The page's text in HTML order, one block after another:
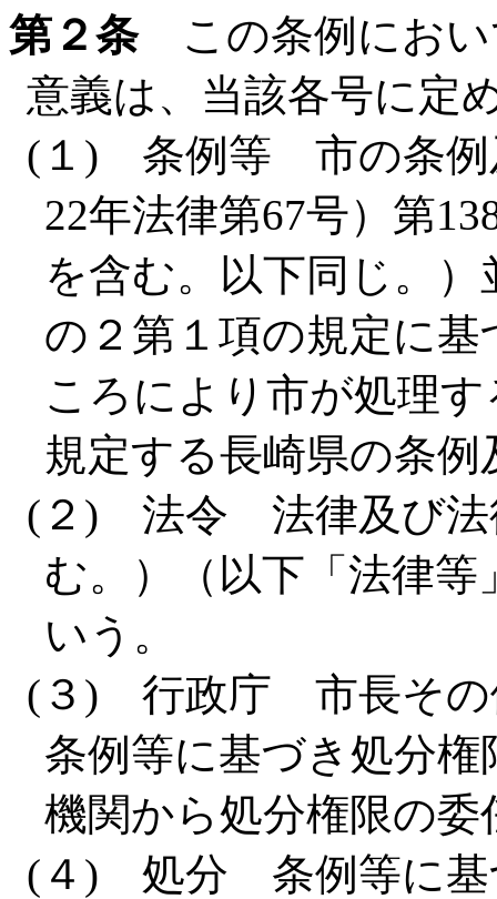
第２条この条例におい
意義は、当該各号に定
(１) 条例等 市の条例
22年法律第67号）第
を含む。以下同じ。
の２第１項の規定に
ころにより市が処理
規定する長崎県の条
(２) 法令 法律及び法
む。）（以下「法律
いう。
(３) 行政庁 市長その
条例等に基づき処分
機関から処分権限の
(４) 処分 条例等に基